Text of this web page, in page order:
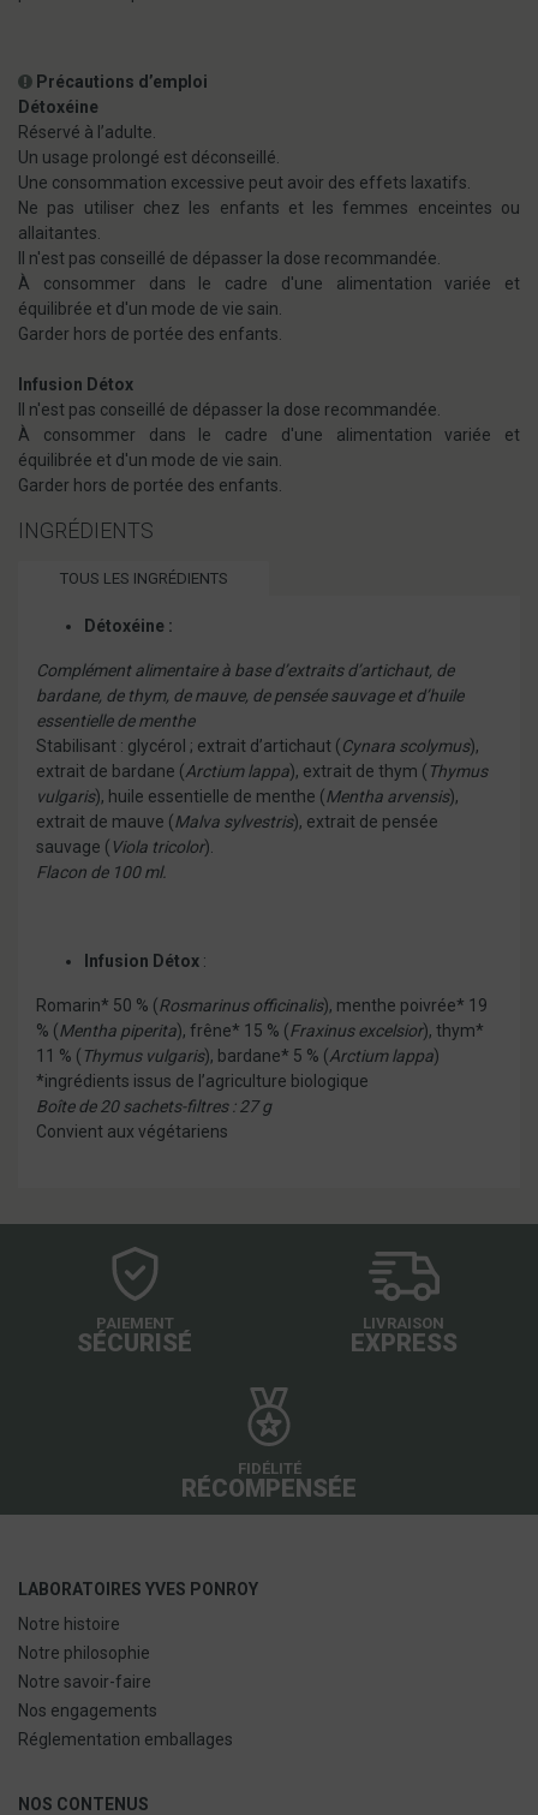
Précautions d’emploi
Détoxéine
Réservé à l’adulte.
Un usage prolongé est déconseillé.
Une consommation excessive peut avoir des effets laxatifs.
Ne pas utiliser chez les enfants et les femmes enceintes ou
allaitantes.
Il n'est pas conseillé de dépasser la dose recommandée.
À consommer dans le cadre d'une alimentation variée et
équilibrée et d'un mode de vie sain.
Garder hors de portée des enfants.
Infusion Détox
Il n'est pas conseillé de dépasser la dose recommandée.
À consommer dans le cadre d'une alimentation variée et
équilibrée et d'un mode de vie sain.
Garder hors de portée des enfants.
INGRÉDIENTS
TOUS LES INGRÉDIENTS
Détoxéine :
Complément alimentaire à base d’extraits d’artichaut, de
bardane, de thym, de mauve, de pensée sauvage et d’huile
essentielle de menthe
Stabilisant : glycérol ; extrait d’artichaut (Cynara scolymus),
extrait de bardane (Arctium lappa), extrait de thym ( Thymus
vulgaris), huile essentielle de menthe (Mentha arvensis),
extrait de mauve (Malva sylvestris), extrait de pensée
sauvage ( Viola tricolor).
Flacon de 100 ml.
Infusion Détox :
Romarin* 50 % (Rosmarinus officinalis), menthe poivrée* 19
% (Mentha piperita), frêne* 15 % (Fraxinus excelsior), thym*
11 % ( Thymus vulgaris), bardane* 5 % (Arctium lappa)
*ingrédients issus de l’agriculture biologique
Boîte de 20 sachets-filtres : 27 g
Convient aux végétariens
PAIEMENT
SÉCURISÉ
LIVRAISON
EXPRESS
FIDÉLITÉ
RÉCOMPENSÉE
LABORATOIRES YVES PONROY
Notre histoire
Notre philosophie
Notre savoir-faire
Nos engagements
Réglementation emballages
NOS CONTENUS